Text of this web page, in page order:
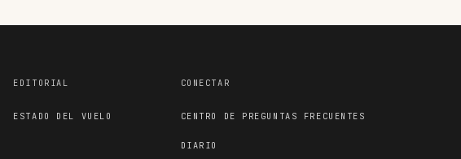
EDITORIAL
ESTADO DEL VUELO
CONECTAR
CENTRO DE PREGUNTAS FRECUENTES
DIARIO